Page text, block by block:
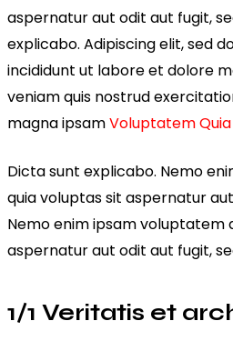
aspernatur aut odit aut fugit,
explicabo. Adipiscing elit, sed
incididunt ut labore et dolore
veniam quis nostrud
magna ipsamVoluptatem
Dicta sunt explicabo. Nemo
quia voluptas sit aspernatur
Nemo enim ipsam voluptatem
aspernatur aut odit aut fugit,
1/1 Veritatis et